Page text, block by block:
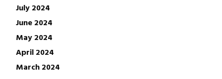
July 2024
June 2024
May 2024
April 2024
March 2024